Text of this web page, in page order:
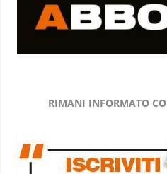
RIMANI INFORMATO